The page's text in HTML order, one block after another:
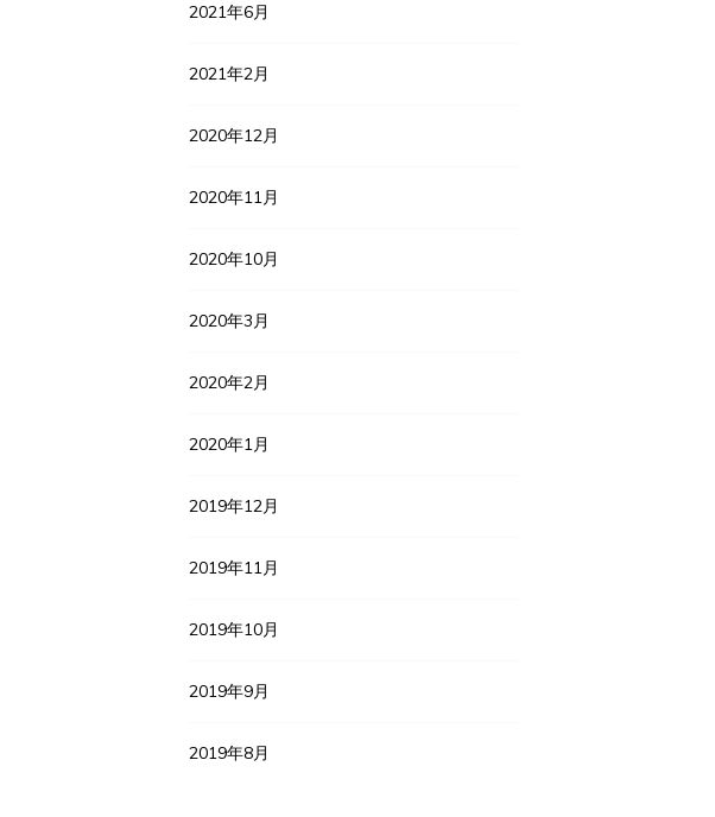
2021年6月
2021年2月
2020年12月
2020年11月
2020年10月
2020年3月
2020年2月
2020年1月
2019年12月
2019年11月
2019年10月
2019年9月
2019年8月